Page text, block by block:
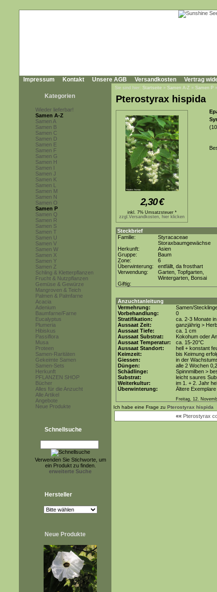
Impressum Kontakt Unsere AGB Versandkosten Vertrag
Kategorien
Wieder lieferbar!
Samen A-Z
Samen A
Samen B
Samen C
Samen D
Samen E
Samen F
Samen G
Samen H
Samen I
Samen J
Samen K
Samen L
Samen M
Samen N
Samen O
Samen P
Samen Q
Samen R
Samen S
Samen T
Samen U
Samen V
Samen W
Samen X
Samen Y
Samen Z
Schling & Kletterpflanzen
Frucht & Nutzpflanzen
Gemüse & Gewürze
Mangroven & Teich
Palmen & Palmfarne
Acacia
Adenium
Baumfarne/Farne
Eucalyptus
Plumeria
Hibiskus
Passiflora
Musa
Proteen
Samen-Raritäten
Gekeimte Samen
Samen-Sets
Herkunft
PFLANZEN SHOP
Bücher
Alles für die Anzucht
Alle Artikel
Angebote
Neue Produkte
Schnellsuche
Verwenden Sie Stichworte, um
ein Produkt zu finden.
erweiterte Suche
Hersteller
Neue Produkte
Sie sind hier: Startseite » Samen A-Z » Samen P
Pterostyrax hispida
2,30€
inkl. 7% Umsatzsteuer *
zzgl.Versandkosten, hier klicken
Steckbrief
Familie:
Styracaceae
Storaxbaumgewächse
Herkunft:
Asien
Gruppe:
Baum
Zone:
6
Überwinterung:
entfällt, da frosthart
Verwendung:
Garten, Topfgarten,
Wintergarten, Bonsai
Giftig:
Anzuchtanleitung
Vermehrung:
Samen/
Vorbehandlung:
0
Stratifikation:
ca. 2-3 Monate
Aussaat Zeit:
ganzjährig >
Aussaat Tiefe:
ca. 1 cm
Aussaat Substrat:
Kokohum oder
Aussaat Temperatur:
ca. 15-20°C
Aussaat Standort:
hell + konstant
Keimzeit:
bis Keimung
Giessen:
in der
Düngen:
alle 2 Wochen
Schädlinge:
Spinnmilben >
Substrat:
leicht saures
Weiterkultur:
im 1. + 2. Jahr
Überwinterung:
Ältere
Freitag, 12.
Ich habe eine Frage zu Pterostyrax hispida
«« Pterostyrax